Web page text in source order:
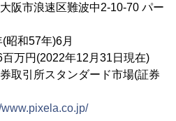
区難波中2-10-70 パー
57年)6月
(2022年12月31日現在)
取引所スタンダード市場(証券
www.pixela.co.jp/